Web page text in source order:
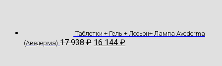
Таблетки + Гель + Лосьон+ Лампа Avederma
(Аведерма) 17 938₽ 16 144 ₽